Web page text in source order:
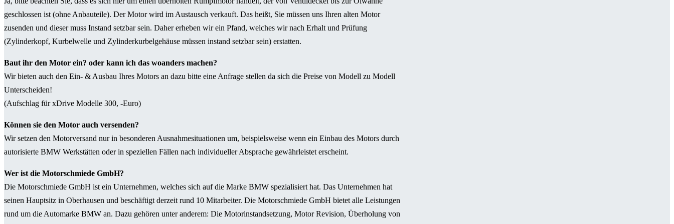
geschlossen ist (ohne Anbauteile). Der Motor wird im Austausch verkauft. Das heißt, Sie müssen uns Ihren alten Motor
zusenden und dieser muss Instand setzbar sein. Daher erheben wir ein Pfand, welches wir nach Erhalt und Prüfung
(Zylinderkopf, Kurbelwelle und Zylinderkurbelgehäuse müssen instand setzbar sein) erstatten.
Baut ihr den Motor ein? oder kann ich das woanders machen?
Wir bieten auch den Ein- & Ausbau Ihres Motors an dazu bitte eine Anfrage stellen da sich die Preise von Modell zu Modell
Unterscheiden!
(Aufschlag für xDrive Modelle 300, -Euro)
Können sie den Motor auch versenden?
Wir setzen den Motorversand nur in besonderen Ausnahmesituationen um, beispielsweise wenn ein Einbau des Motors durch
autorisierte BMW Werkstätten oder in speziellen Fällen nach individueller Absprache gewährleistet erscheint.
Wer ist die Motorschmiede GmbH?
Die Motorschmiede GmbH ist ein Unternehmen, welches sich auf die Marke BMW spezialisiert hat. Das Unternehmen hat
seinen Hauptsitz in Oberhausen und beschäftigt derzeit rund 10 Mitarbeiter. Die Motorschmiede GmbH bietet alle Leistungen
rund um die Automarke BMW an. Dazu gehören unter anderem: Die Motorinstandsetzung, Motor Revision, Überholung von